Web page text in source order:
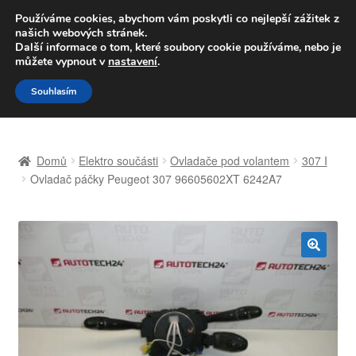
DOPRAVA od 139,-Kč
Volejte po-pá 9-16 704 494 494
Přeskočit
na
navigaci
Přejít
k
obsahu
Celosvětová doprava
Kontakt
Domů Elektro součásti Ovladače pod volantem
307 I
Ovladač páčky Peugeot 307 96605602XT 6242A7
🔍
Používáme cookies, abychom vám poskytli co nejlepší zážitek z
našich webových stránek.
Další informace o tom, které soubory cookie používáme, nebo je
můžete vypnout v nastavení.
Souhlasím